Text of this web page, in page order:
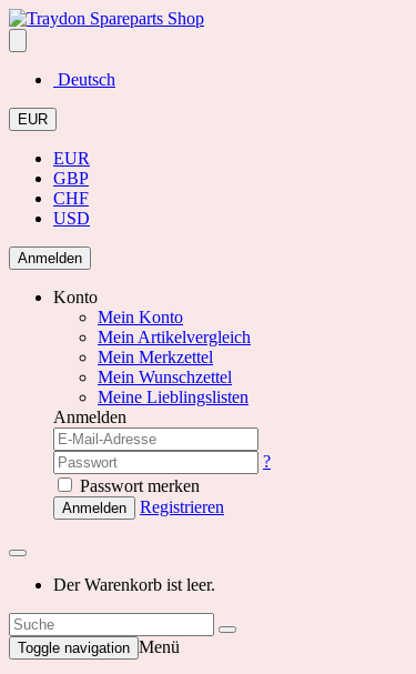
Deutsch
EUR
EUR
GBP
CHF
USD
Anmelden
Konto
Mein Konto
Mein Artikelvergleich
Mein Merkzettel
Mein Wunschzettel
Meine Lieblingslisten
Anmelden
?
Passwort merken
Anmelden Registrieren
Der Warenkorb ist leer.
Toggle navigation Menü